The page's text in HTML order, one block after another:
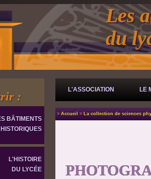
Les
du
:
BÂTIMENTS
HISTORIQUES
L'HISTOIRE
DU LYCÉE
L'ASSOCIATION LE
> Accueil > La collection de sciences